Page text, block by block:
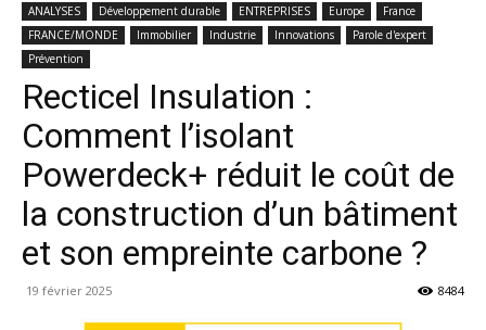
ANALYSES Développement durable ENTREPRISES Europe
France
FRANCE/MONDE
Immobilier Industrie Innovations
Parole d'expert
Prévention
Recticel Insulation :
Comment l’isolant
Powerdeck+ réduit le coût de
la construction d’un bâtiment
et son empreinte carbone ?
19 février 2025 8484